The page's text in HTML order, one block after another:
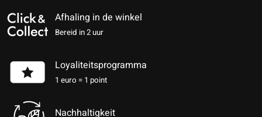
Afhaling in de winkel
Bereid in 2 uur
Loyaliteitsprogramma
1 euro = 1 point
Nachhaltigkeit